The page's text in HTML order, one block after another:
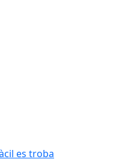
es troba a la primera